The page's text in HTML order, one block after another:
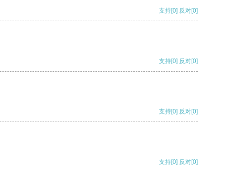
支持[0] 反对[0]
支持[0] 反对[0]
支持[0] 反对[0]
支持[0] 反对[0]